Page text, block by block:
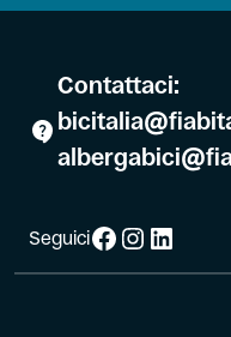
Contattaci:
SeguiciFacebook
Instagram
LinkedIn